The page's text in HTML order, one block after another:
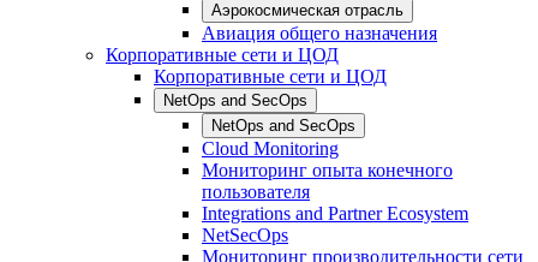
Аэрокосмическая отрасль
Авиация общего назначения
Корпоративные сети и ЦОД
Корпоративные сети и ЦОД
NetOps and SecOps
NetOps and SecOps
Cloud Monitoring
Мониторинг опыта конечного
пользователя
Integrations and Partner Ecosystem
NetSecOps
Мониторинг производительности сети